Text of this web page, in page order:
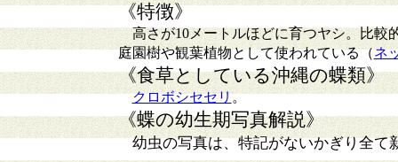
《特徴》
高さが10メートルほどに育つヤシ。比較
庭園樹や観葉植物として使われている（ネ
《食草としている沖縄の蝶類》
クロボシセセリ。
《蝶の幼生期写真解説》
幼虫の写真は、特記がないかぎり全て